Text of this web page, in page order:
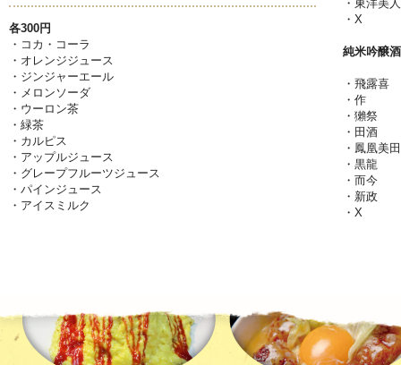
各300円
・コカ・コーラ
・オレンジジュース
・ジンジャーエール
・メロンソーダ
・ウーロン茶
・緑茶
・カルピス
・アップルジュース
・グレープフルーツジュース
・パインジュース
・アイスミルク
・東洋美人
・X
純米吟醸
・飛露喜
・作
・獺祭
・田酒
・鳳凰美田
・黒龍
・而今
・新政
・X